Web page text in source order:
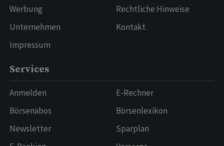
Werbung
Unternehmen
Impressum
Rechtliche Hinweise
Kontakt
Services
Anmelden
Börsenabos
Newsletter
E-Rechner
Börsenlexikon
Sparplan